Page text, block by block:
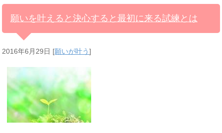
願いを叶えると決心すると最初に来る試練とは
2016年6月29日 [願いが叶う]